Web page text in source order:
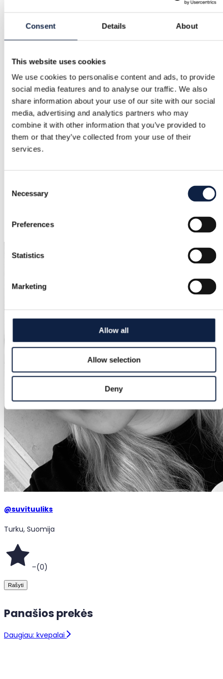
Consent Details About
This website uses cookies
We use cookies to personalise content and ads, to provide
social media features and to analyse our traffic. We also
share information about your use of our site with our social
media, advertising and analytics partners who may
combine it with other information that you’ve provided to
them or that they’ve collected from your use of their
services.
Selection
Necessary
Preferences
Statistics
Marketing
Allow all
Allow selection
Deny
Panašios prekės
Daugiau: kvepalai
Prekės ženklas
Gucci
Dydis
–
Būklė
Violetinė, Auksinė
2025-08-01
@suvituuliks
Turku, Suomija
–(0)
Rašyti